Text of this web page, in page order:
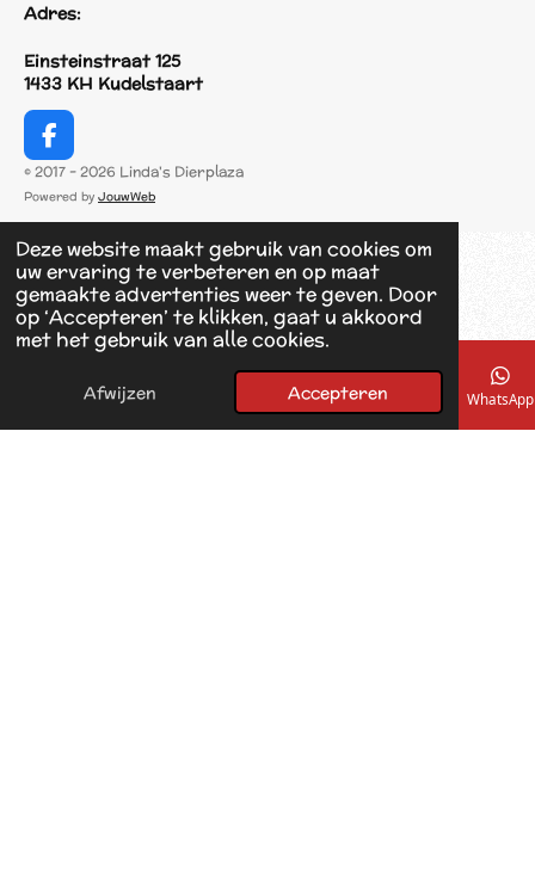
Deze website maakt gebruik van cookies om
uw ervaring te verbeteren en op maat
gemaakte advertenties weer te geven. Door
op ‘Accepteren’ te klikken, gaat u akkoord
met het gebruik van alle cookies.
Afwijzen Accepteren
Adres:
Einsteinstraat 125
1433 KH Kudelstaart
F
a
c
o
o
k
© 2017 - 2026 Linda's Dierplaza
Powered by JouwWeb
E-mailadres Telefoonnummer Kaart Facebook WhatsApp